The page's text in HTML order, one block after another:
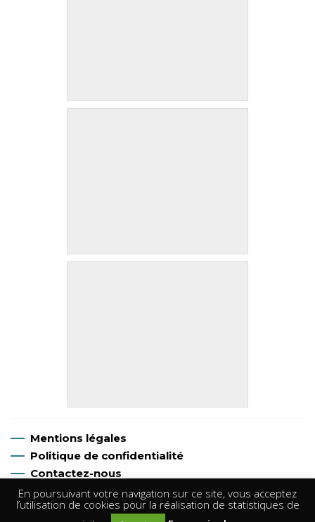
Mentions légales
Politique de confidentialité
Contactez-nous
©P.L Argentan Canoë Kayak, Tous droits réservés
En poursuivant votre navigation sur ce site, vous acceptez
l’utilisation de cookies pour la réalisation de statistiques de